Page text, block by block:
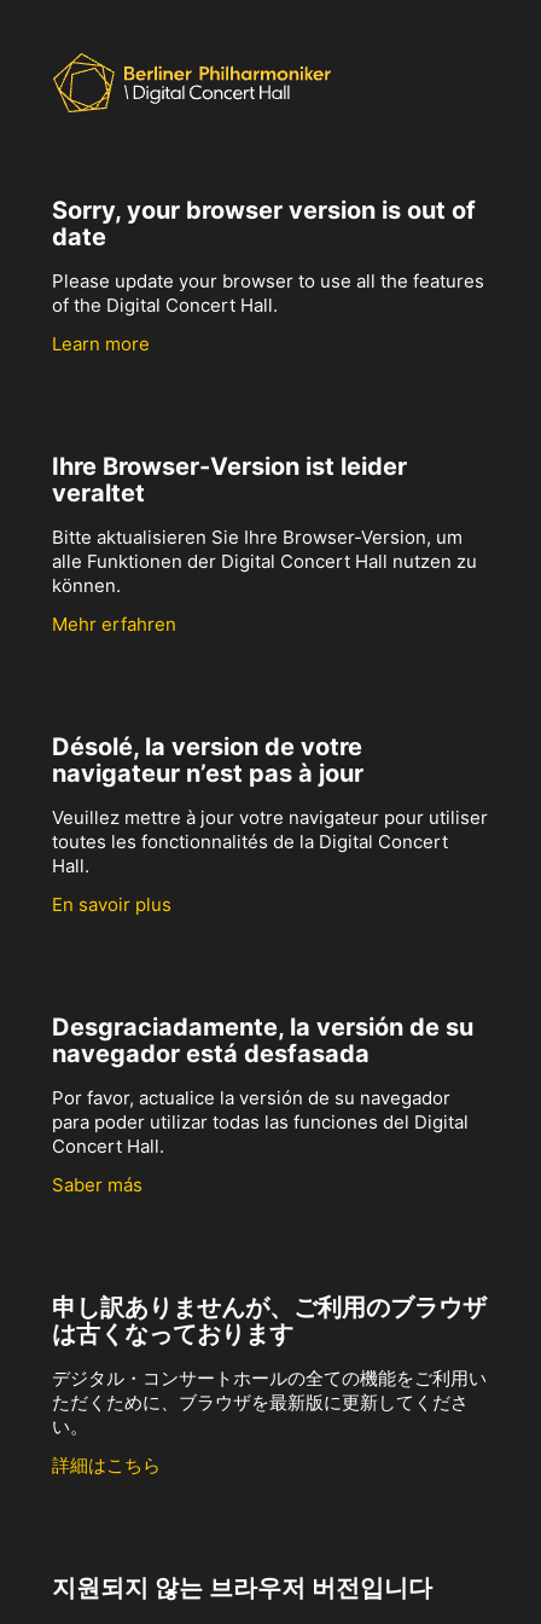
Sorry, your browser version is out of
date
Please update your browser to use all the features
of the Digital Concert Hall.
Learn more
Ihre Browser-Version ist leider
veraltet
Bitte aktualisieren Sie Ihre Browser-Version, um
alle Funktionen der Digital Concert Hall nutzen zu
können.
Mehr erfahren
Désolé, la version de votre
navigateur n’est pas à jour
Veuillez mettre à jour votre navigateur pour utiliser
toutes les fonctionnalités de la Digital Concert
Hall.
En savoir plus
Desgraciadamente, la versión de su
navegador está desfasada
Por favor, actualice la versión de su navegador
para poder utilizar todas las funciones del Digital
Concert Hall.
Saber más
申し訳ありませんが、ご利用のブラウザ
は古くなっております
デジタル・コンサートホールの全ての機能をご利用い
ただくために、ブラウザを最新版に更新してくださ
い。
詳細はこちら
지원되지 않는 브라우저 버전입니다